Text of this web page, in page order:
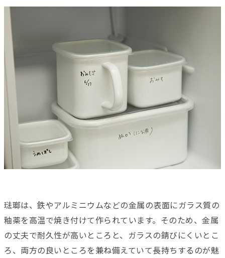
琺瑯は、鉄やアルミニウムなどの金属の表面にガラス質の
釉薬を高温で焼き付けて作られています。そのため、金属
の丈夫で耐久性が高いところと、ガラスの錆びにくいとこ
ろ、両方の良いところを兼ね備えていて長持ちするのが魅